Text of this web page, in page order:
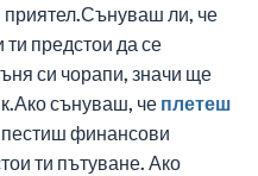
ли, че
ти предстои да се
си чорапи, значи ще
сънуваш, че плетеш
пестиш финансови
ти пътуване. Ако